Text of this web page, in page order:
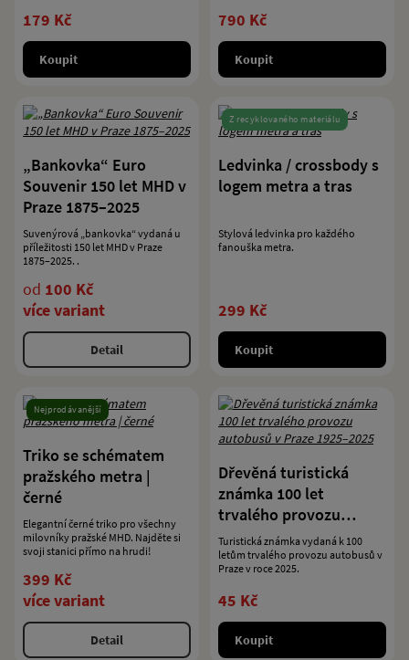
179 Kč
Koupit
790 Kč
Koupit
„Bankovka“ Euro
Souvenir 150 let MHD v
Praze 1875–2025
Suvenýrová „bankovka“ vydaná u
příležitosti 150 let MHD v Praze
1875–2025. .
od 100 Kč
více variant
Detail
Z recyklovaného materiálu
Ledvinka / crossbody s
logem metra a tras
Stylová ledvinka pro každého
fanouška metra.
299 Kč
Koupit
Nejprodávanější
Triko se schématem
pražského metra |
černé
Elegantní černé triko pro všechny
milovníky pražské MHD. Najděte si
svoji stanici přímo na hrudi!
399 Kč
více variant
Detail
Dřevěná turistická
známka 100 let
trvalého provozu
autobusů v Praze 1925–
2025
Turistická známka vydaná k 100
letům trvalého provozu autobusů v
Praze v roce 2025.
45 Kč
Koupit